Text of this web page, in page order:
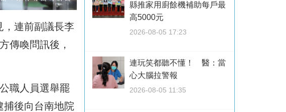
，連前副議長李
傳喚問訊後，
職人員選舉罷
捕後向台南地院
縣推家用廚餘機補助每戶最
高5000元
2026-08-05 17:23
連玩笑都聽不懂！ 醫：當
心大腦拉警報
2026-08-05 11:35